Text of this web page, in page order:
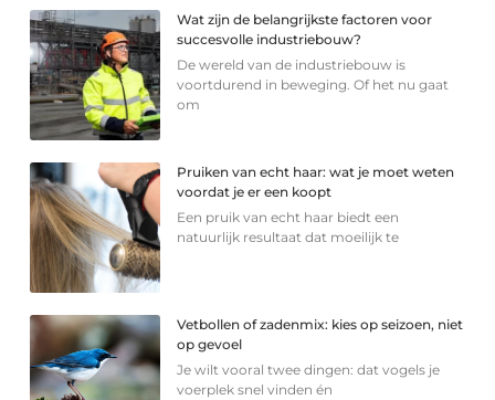
Wat zijn de belangrijkste factoren voor
succesvolle industriebouw?
De wereld van de industriebouw is
voortdurend in beweging. Of het nu gaat
om
Pruiken van echt haar: wat je moet weten
voordat je er een koopt
Een pruik van echt haar biedt een
natuurlijk resultaat dat moeilijk te
Vetbollen of zadenmix: kies op seizoen, niet
op gevoel
Je wilt vooral twee dingen: dat vogels je
voerplek snel vinden én